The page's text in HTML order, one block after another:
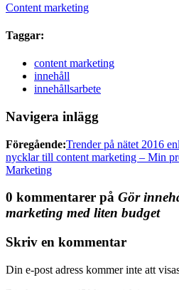
Content marketing
Taggar:
content marketing
innehåll
innehållsarbete
Navigera inlägg
Föregående:Trender på nätet 2016
nycklar till content marketing – Min
Marketing
0 kommentarer på Gör
marketing med liten budget
Skriv en kommentar
Din e-post adress kommer inte att